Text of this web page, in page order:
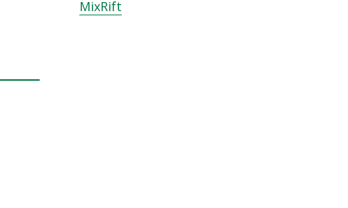
MixRift